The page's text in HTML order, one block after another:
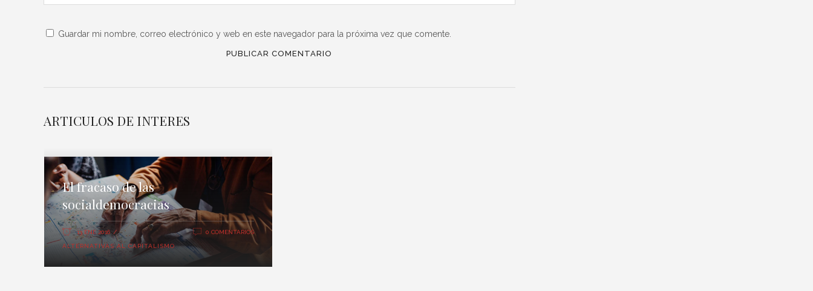
ARTICULOS DE INTERES
El fracaso de las
socialdemocracias